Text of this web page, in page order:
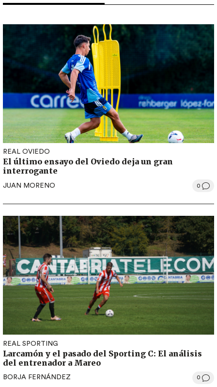
REAL OVIEDO
El último ensayo del Oviedo deja un gran
interrogante
JUAN MORENO 0
REAL SPORTING
Larcamón y el pasado del Sporting C: El análisis
del entrenador a Mareo
BORJA FERNÁNDEZ 0